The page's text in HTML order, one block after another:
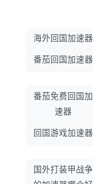
海外回国加速器
番茄回国加速器
番茄免费回国加
速器
回国游戏加速器
国外打装甲战争